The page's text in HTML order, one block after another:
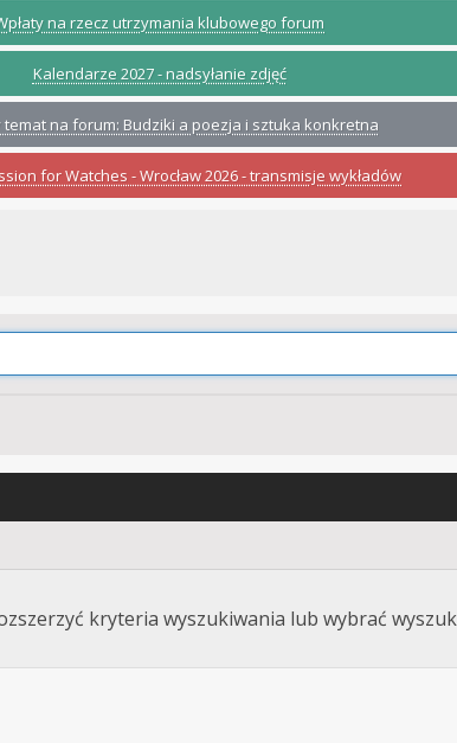
na rzecz utrzymania klubowego forum
Kalendarze 2027 - nadsyłanie zdjęć
temat na forum: Budziki a poezja i sztuka konkretna
for Watches - Wrocław 2026 - transmisje wykładów
kryteria wyszukiwania lub wybrać